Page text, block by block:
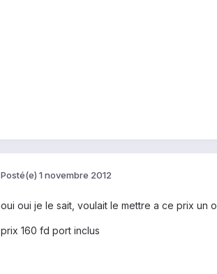
Posté(e) 1 novembre 2012
oui oui je le sait, voulait le mettre a ce prix un
prix 160 fd port inclus